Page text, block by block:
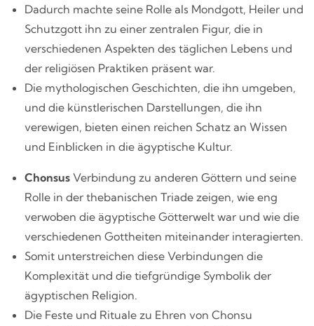
Dadurch machte seine Rolle als Mondgott, Heiler und
Schutzgott ihn zu einer zentralen Figur, die in
verschiedenen Aspekten des täglichen Lebens und
der religiösen Praktiken präsent war.
Die mythologischen Geschichten, die ihn umgeben,
und die künstlerischen Darstellungen, die ihn
verewigen, bieten einen reichen Schatz an Wissen
und Einblicken in die ägyptische Kultur.
Chonsus Verbindung zu anderen Göttern und seine
Rolle in der thebanischen Triade zeigen, wie eng
verwoben die ägyptische Götterwelt war und wie die
verschiedenen Gottheiten miteinander interagierten.
Somit unterstreichen diese Verbindungen die
Komplexität und die tiefgründige Symbolik der
ägyptischen Religion.
Die Feste und Rituale zu Ehren von Chonsu